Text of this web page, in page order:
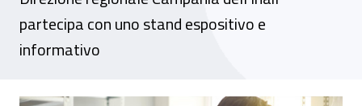
partecipa con uno stand espositivo e
informativo